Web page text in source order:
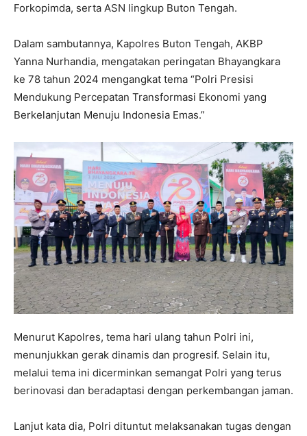
Forkopimda, serta ASN lingkup Buton Tengah.
Dalam sambutannya, Kapolres Buton Tengah, AKBP
Yanna Nurhandia, mengatakan peringatan Bhayangkara
ke 78 tahun 2024 mengangkat tema “Polri Presisi
Mendukung Percepatan Transformasi Ekonomi yang
Berkelanjutan Menuju Indonesia Emas.”
Menurut Kapolres, tema hari ulang tahun Polri ini,
menunjukkan gerak dinamis dan progresif. Selain itu,
melalui tema ini dicerminkan semangat Polri yang terus
berinovasi dan beradaptasi dengan perkembangan jaman.
Lanjut kata dia, Polri dituntut melaksanakan tugas dengan